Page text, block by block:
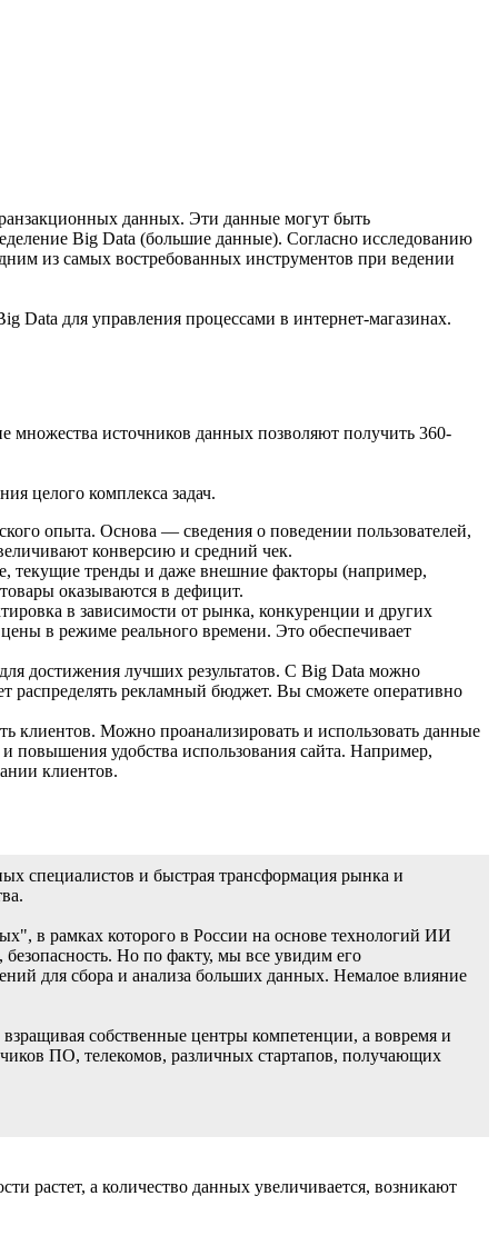
данных. Эти данные могут быть
Big Data (большие данные). Согласно исследованию
из самых востребованных инструментов при ведении
Data для управления процессами в интернет-магазинах.
множества источников данных позволяют получить 360-
целого комплекса задач.
опыта. Основа — сведения о поведении пользователей,
конверсию и средний чек.
текущие тренды и даже внешние факторы (например,
оказываются в дефицит.
в зависимости от рынка, конкуренции и других
в режиме реального времени. Это обеспечивает
достижения лучших результатов. С Big Data можно
распределять рекламный бюджет. Вы сможете оперативно
клиентов. Можно проанализировать и использовать данные
повышения удобства использования сайта. Например,
клиентов.
специалистов и быстрая трансформация рынка и
в рамках которого в России на основе технологий ИИ
Но по факту, мы все увидим его
для сбора и анализа больших данных. Немалое влияние
собственные центры компетенции, а вовремя и
ПО, телекомов, различных стартапов, получающих
растет, а количество данных увеличивается, возникают